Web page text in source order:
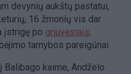
devynių aukštų pastatui,
16 žmonių vis dar
įstrigę po griuvėsiais,
tarnybos pareigūnai.
kaime, Andželo